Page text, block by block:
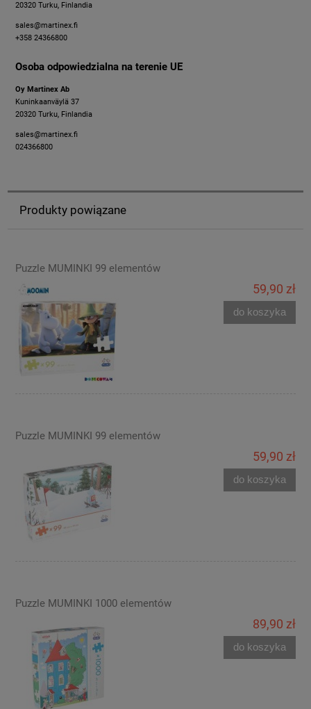
20320 Turku, Finlandia
sales@martinex.fi
+358 24366800
Osoba odpowiedzialna na terenie UE
Oy Martinex Ab
Kuninkaanväylä 37
20320 Turku, Finlandia
sales@martinex.fi
024366800
Produkty powiązane
Puzzle MUMINKI 99 elementów
59,90 zł
do koszyka
Puzzle MUMINKI 99 elementów
59,90 zł
do koszyka
Puzzle MUMINKI 1000 elementów
89,90 zł
do koszyka